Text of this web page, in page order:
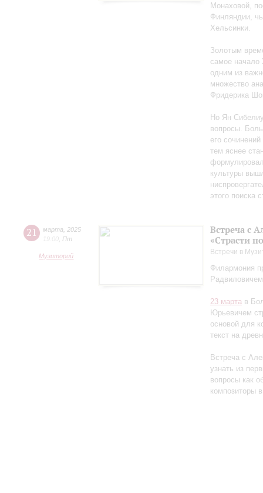
Монаховой,
Финляндии,
Хельсинки.
Золотым
самое начало
одним из
множество
Фридерика
Но Ян
вопросы.
его
тем яснее
культуры
этого поиска
21 марта
2025
19:00 Пт
Музиторий
Встреча с
«Страсти
Встречи в
Филармония
23 марта в
Юрьевичем
основой для
текст на
Встреча с
узнать из
вопросы как
композиторы